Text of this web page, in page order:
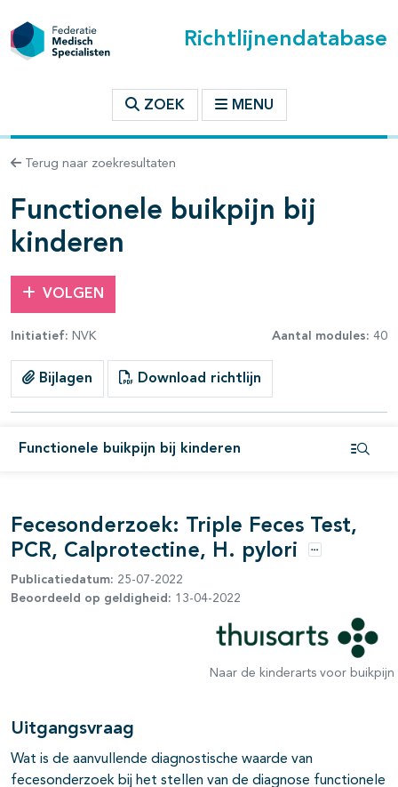
Richtlijnendatabase
ZOEK MENU
Terug naar zoekresultaten
Functionele buikpijn bij
kinderen
VOLGEN
Initiatief: NVK Aantal modules: 40
Bijlagen Download richtlijn
Functionele buikpijn bij kinderen
binnen deze richtlijn
open- en dichtklappen
Fecesonderzoek: Triple Feces Test,
PCR, Calprotectine, H. pylori
Opties
Publicatiedatum: 25-07-2022
Beoordeeld op geldigheid: 13-04-2022
Naar de kinderarts voor
Uitgangsvraag
Wat is de aanvullende diagnostische waarde van
fecesonderzoek bij het stellen van de diagnose functionele